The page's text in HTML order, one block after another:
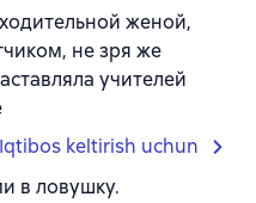
женой,
не зря же
учителей
Iqtibos keltirish uchun
в ловушку.